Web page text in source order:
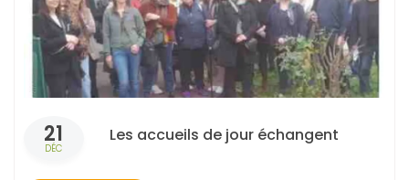
21
DÉC
Les accueils de jour échangent